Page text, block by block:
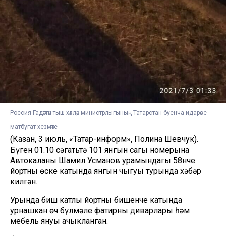
Россия Гадәттән тыш хәлләр министрлыгының Татарстан буенча идарәсе
матбугат хезмәте
(Казан, 3 июль, «Татар-информ», Полина Шевчук).
Бүген 01.10 сәгатьтә 101 янгын сагы номерына
Автокаланың Шамил Усманов урамындагы 58нче
йортның өске катында янгын чыгуы турында хәбәр
килгән.
Урында биш катлы йортның бишенче катында
урнашкан өч бүлмәле фатирның диварлары һәм
мебель януы ачыкланган.